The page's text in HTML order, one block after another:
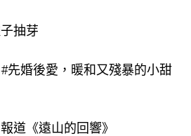
抽芽
先婚後愛，暖和又殘暴的小甜
道《遠山的回響》